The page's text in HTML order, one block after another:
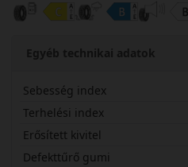
Egyéb technikai adatok
Sebesség index
Terhelési index
Erősített kivitel
Defekttűrő gumi